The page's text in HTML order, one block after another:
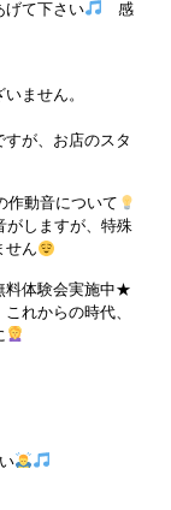
げて下さい
感
ません。
が、お店のスタ
作動音について
がしますが、特殊
せん
料体験会実施中★
れからの時代、